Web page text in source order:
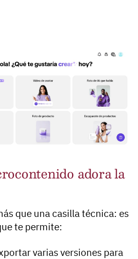
adora la
que una casilla técnica: es
te permite:
varias versiones para